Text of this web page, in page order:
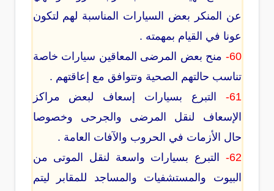
عن المنكر بعض السيارات المناسبة لهم لتكون
عونا في القيام بمهمته .
60-
منح بعض المرضى المعاقين سيارات خاصة
تناسب حالتهم الصحية وتتوافق مع إعاقتهم .
61-
التبرع بسيارات إسعاف لبعض مراكز
الإسعاف لنقل المرضى والجرحى وخصوصا
حال الأزمات في الحروب والآفات العامة .
62-
التبرع بسيارات واسعة لنقل الموتى من
البيوت والمستشفيات والمساجد للمقابر ليتم